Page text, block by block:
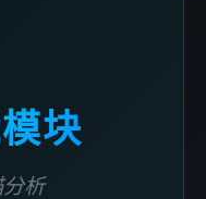
块
析